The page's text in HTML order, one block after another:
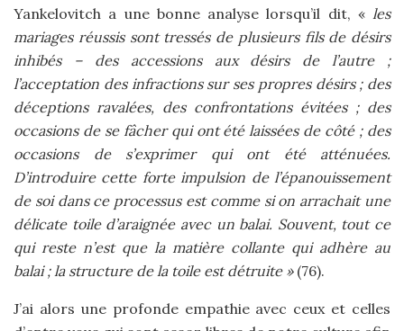
Yankelovitch a une bonne analyse lorsqu’il dit, «les
mariages réussis sont tressés de plusieurs fils de désirs
inhibés – des accessions aux désirs de l’autre ;
l’acceptation des infractions sur ses propres désirs ; des
déceptions ravalées, des confrontations évitées ; des
occasions de se fâcher qui ont été laissées de côté ; des
occasions de s’exprimer qui ont été atténuées.
D’introduire cette forte impulsion de l’épanouissement
de soi dans ce processus est comme si on arrachait une
délicate toile d’araignée avec un balai. Souvent, tout ce
qui reste n’est que la matière collante qui adhère au
balai ; la structure de la toile est détruite » (76).
J’ai alors une profonde empathie avec ceux et celles